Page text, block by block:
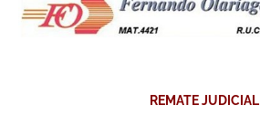
REMATE JUDICIAL